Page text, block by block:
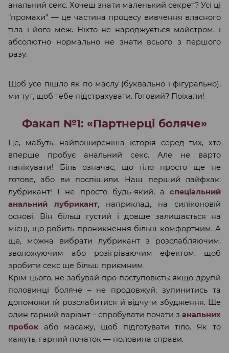
анальний секс. Хочеш знати маленький секрет? Усі ці
"промахи" — це частина процесу вивчення власного
тіла і його меж. Ніхто не народжується майстром, і
абсолютно нормально не знати всього з першого
разу.
Щоб усе пішло як по маслу (буквально і фігурально),
ми тут, щоб тебе підстрахувати. Готовий? Поїхали!
Факап №1: «Партнерці боляче»
Це, мабуть, найпоширеніша історія серед тих, хто
вперше пробує анальний секс. Але не варто
панікувати! Біль означає, що тіло просто ще не
готове, або ви поспішили. Наш перший лайфхак:
лубрикант! І не просто будь-який, а
спеціальний
анальний лубрикант, наприклад, на силіконовій
основі. Він більш густий і довше залишається на
місці, що робить проникнення більш комфортним. А
ще, можна вибрати лубрикант з розслабляючим,
зволожуючим або розігріваючим ефектом, щоб
зробити секс ще більш приємним.
Крім цього, не забувай про поступовість: якщо другій
половинці боляче – не продовжуй, зупинитись та
допоможи їй розслабитися й відчути збудження. Ще
один гарний варіант – спробувати почати з анальних
пробок
або масажу, щоб підготувати тіло. Як то
кажуть, гарний початок — половина справи.